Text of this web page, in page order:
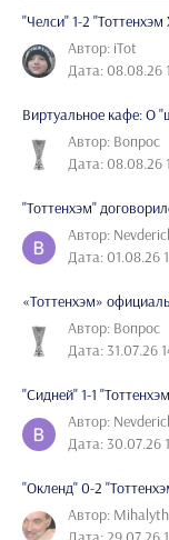
"Челси" 1-2
Автор: iTot
Дата: 08.08.26
Виртуальное кафе: О
Автор: Вопрос
Дата: 08.08.26
"Тоттенхэм"
Автор:
Дата: 01.08.26
«Тоттенхэм»
Автор: Вопрос
Дата: 31.07.26
"Сидней" 1-1
Автор:
Дата: 30.07.26
"Окленд" 0-2
Автор: Mihalyth